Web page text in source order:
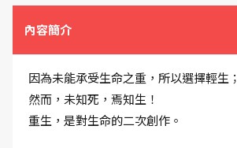
內容簡介
因為未能承受生命之重，所以選擇輕生；
然而，未知死，焉知生！
重生，是對生命的二次創作。